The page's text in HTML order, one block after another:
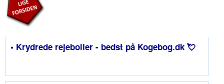
• Krydrede rejeboller - bedst på Kogebog.dk 💘